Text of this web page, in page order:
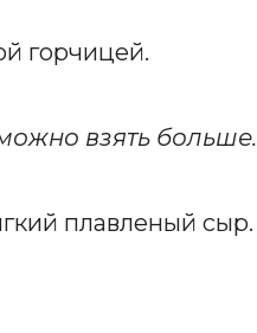
горчицей.
взять больше.
плавленый сыр.